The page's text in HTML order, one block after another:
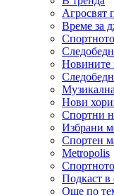
Агросвят
Време за
Новините
Нови
Спортни
Избрани
Спортен
Metropolis
Подкаст в
Още по